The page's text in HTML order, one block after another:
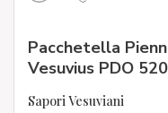
Pacchetella
Vesuvius PDO
Sapori Vesuviani